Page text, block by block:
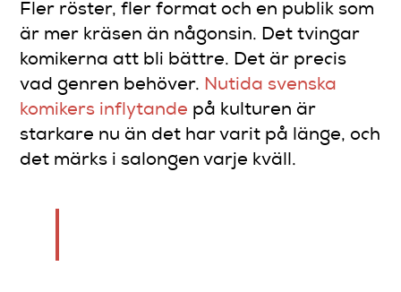
Fler röster, fler format och en publik som
är mer kräsen än någonsin. Det tvingar
komikerna att bli bättre. Det är precis
vad genren behöver. Nutida svenska
komikers inflytande på kulturen är
starkare nu än det har varit på länge, och
det märks i salongen varje kväll.